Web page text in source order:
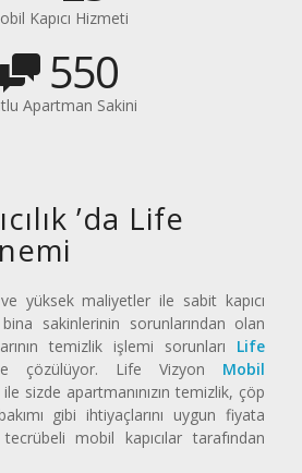
Kapıcı Hizmeti
550
Apartman Sakini
’da Life
yüksek maliyetler ile sabit kapıcı
sakinlerinin sorunlarından olan
temizlik işlemi sorunları Life
çözülüyor. Life Vizyon Mobil
ile sizde apartmanınızın temizlik, çöp
gibi ihtiyaçlarını uygun fiyata
mobil kapıcılar tarafından